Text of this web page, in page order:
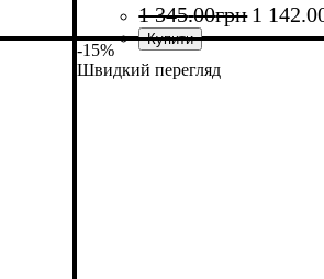
1 345.00грн 1 142.
-15%
Швидкий перегляд